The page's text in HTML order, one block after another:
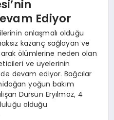
Ediyor
anlaşmalı olduğu
kazanç sağlayan ve
ölümlerine neden olan
ve üyelerinin
devam ediyor. Bağcılar
yoğun bakım
Dursun Eryılmaz, 4
olduğu